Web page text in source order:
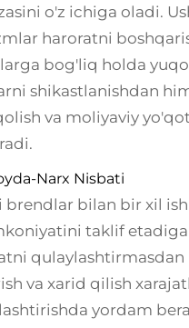
o'z ichiga oladi.
haroratni
bog'liq holda
shikastlanishdan
va moliyaviy
Narx Nisbati
brendlar bilan bir xil
taklif
va xarid qilish
yordam